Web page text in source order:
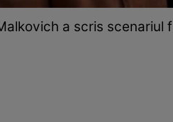
a scris scenariul